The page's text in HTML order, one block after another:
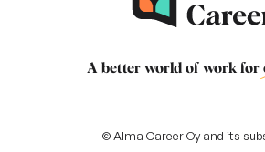
A better world of work for
© Alma Career Oy and its